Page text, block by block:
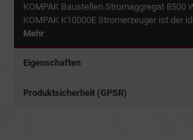
KOMPAK Baustellen Stromaggregat 8500
KOMPAK K10000E Stromerzeuger ist der
Mehr
Eigenschaften
Produktsicherheit (GPSR)